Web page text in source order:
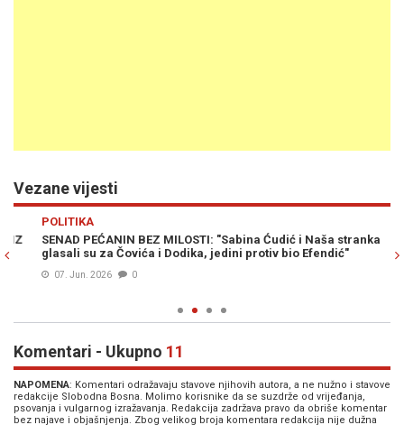
Vezane vijesti
POLITIKA
SENAD PEĆANIN BEZ MILOSTI: "Sabina Ćudić i Naša stranka
glasali su za Čovića i Dodika, jedini protiv bio Efendić"
07. Jun. 2026 0
Komentari - Ukupno 11
NAPOMENA: Komentari odražavaju stavove njihovih autora, a ne nužno i stavove
redakcije Slobodna Bosna. Molimo korisnike da se suzdrže od vrijeđanja,
psovanja i vulgarnog izražavanja. Redakcija zadržava pravo da obriše komentar
bez najave i objašnjenja. Zbog velikog broja komentara redakcija nije dužna